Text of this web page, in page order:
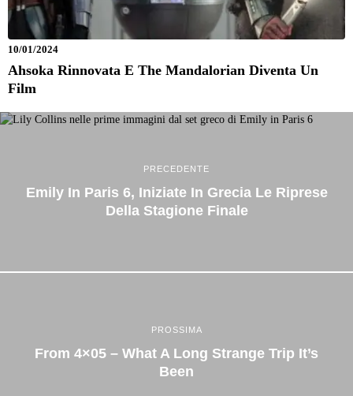
10/01/2024
Ahsoka Rinnovata E The Mandalorian Diventa Un
Film
PRECEDENTE
Emily In Paris 6, Iniziate In Grecia Le Riprese
Della Stagione Finale
PROSSIMA
From 4×05 – What A Long Strange Trip It’s
Been